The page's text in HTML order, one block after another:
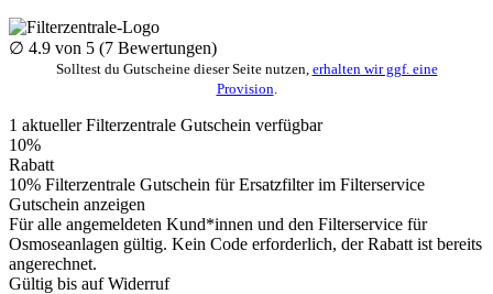
∅ 4.9 von 5 (7 Bewertungen)
Solltest du Gutscheine dieser Seite nutzen, erhalten wir ggf. eine
Provision
1 aktueller Filterzentrale Gutschein verfügbar
10%
Rabatt
10% Filterzentrale Gutschein für Ersatzfilter im Filterservice
Gutschein anzeigen
Für alle angemeldeten Kund*innen und den Filterservice für
Osmoseanlagen gültig. Kein Code erforderlich, der Rabatt ist bereits
angerechnet.
Gültig bis auf Widerruf